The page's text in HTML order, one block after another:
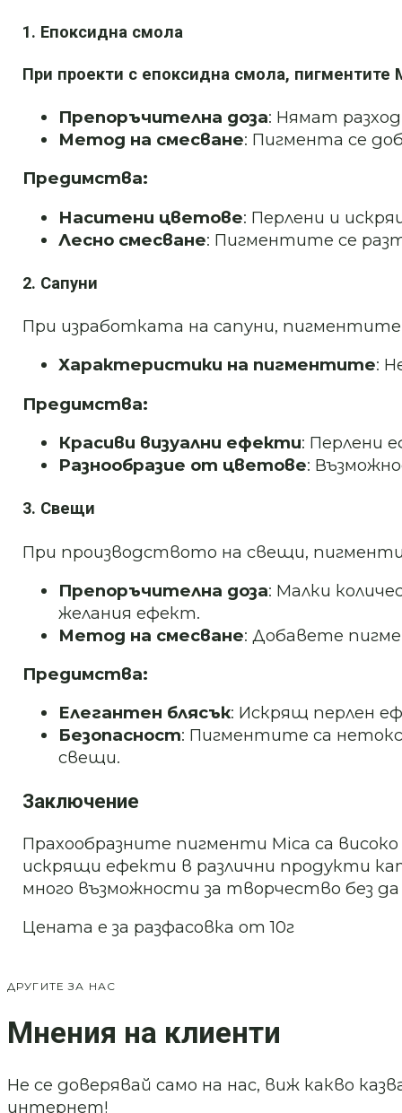
1. Епоксидна смола
При проекти с епоксидна смола, пигментите
Препоръчителна доза: Нямат
Метод на смесване: Пигмента се
Предимства:
Наситени цветове: Перлени и
Лесно смесване: Пигментите се
2. Сапуни
При изработката на сапуни,
Характеристики на пигментите:
Предимства:
Красиви визуални ефекти: Перлени
Разнообразие от цветове:
3. Свещи
При производството на свещи,
Препоръчителна доза: Малки
желания ефект.
Метод на смесване: Добавете
Предимства:
Елегантен блясък: Искрящ перлен
Безопасност: Пигментите са
свещи.
Заключение
Прахообразните пигменти Mica са
искрящи ефекти в различни продукти
много възможности за творчество без
Цената е за разфасовка от 10г
ДРУГИТЕ ЗА НАС
Мнения на клиенти
Не се доверявай само на нас, виж какво
интернет!